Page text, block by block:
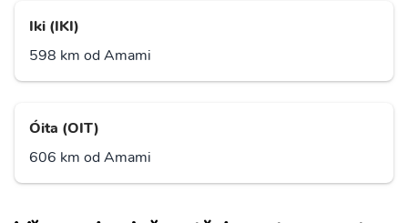
Iki (IKI)
598 km od Amami
Óita (OIT)
606 km od Amami